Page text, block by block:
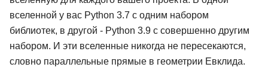
вселенной у вас Python 3.7 с одним набором
библиотек, в другой - Python 3.9 с совершенно другим
набором. И эти вселенные никогда не пересекаются,
словно параллельные прямые в геометрии Евклида.